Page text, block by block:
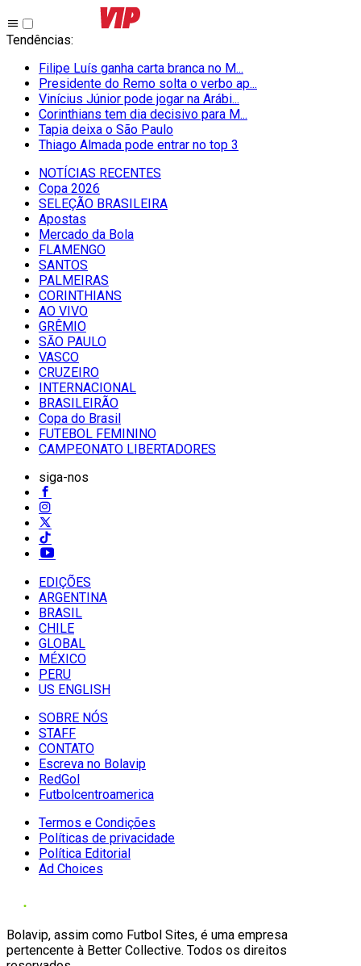
Tendências:
Filipe Luís ganha carta branca no M...
Presidente do Remo solta o verbo ap...
Vinícius Júnior pode jogar na Arábi...
Corinthians tem dia decisivo para M...
Tapia deixa o São Paulo
Thiago Almada pode entrar no top 3
NOTÍCIAS RECENTES
Copa 2026
SELEÇÃO BRASILEIRA
Apostas
Mercado da Bola
FLAMENGO
SANTOS
PALMEIRAS
CORINTHIANS
AO VIVO
GRÊMIO
SĀO PAULO
VASCO
CRUZEIRO
INTERNACIONAL
BRASILEIRÃO
Copa do Brasil
FUTEBOL FEMININO
CAMPEONATO LIBERTADORES
siga-nos
EDIÇÕES
ARGENTINA
BRASIL
CHILE
GLOBAL
MÉXICO
PERU
US ENGLISH
SOBRE NÓS
STAFF
CONTATO
Escreva no Bolavip
RedGol
Futbolcentroamerica
Termos e Condições
Políticas de privacidade
Política Editorial
Ad Choices
Bolavip, assim como Futbol Sites, é uma empresa
pertencente à Better Collective. Todos os direitos